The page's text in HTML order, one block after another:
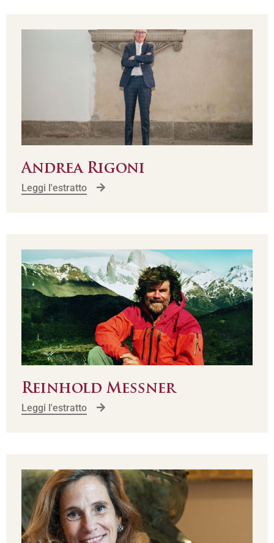
Andrea Rigoni
Leggi l'estratto
Reinhold Messner
Leggi l'estratto